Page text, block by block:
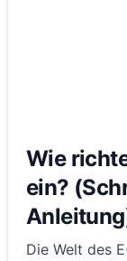
Wie
ein?
Die Welt des